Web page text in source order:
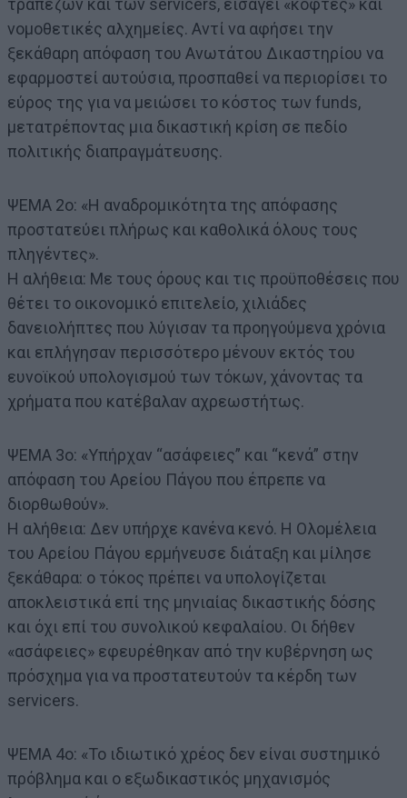
τραπεζών και των servicers, εισάγει «κόφτες» και
νομοθετικές αλχημείες. Αντί να αφήσει την
ξεκάθαρη απόφαση του Ανωτάτου Δικαστηρίου να
εφαρμοστεί αυτούσια, προσπαθεί να περιορίσει το
εύρος της για να μειώσει το κόστος των funds,
μετατρέποντας μια δικαστική κρίση σε πεδίο
πολιτικής διαπραγμάτευσης.
ΨΕΜΑ 2ο: «Η αναδρομικότητα της απόφασης
προστατεύει πλήρως και καθολικά όλους τους
πληγέντες».
Η αλήθεια: Με τους όρους και τις προϋποθέσεις που
θέτει το οικονομικό επιτελείο, χιλιάδες
δανειολήπτες που λύγισαν τα προηγούμενα χρόνια
και επλήγησαν περισσότερο μένουν εκτός του
ευνοϊκού υπολογισμού των τόκων, χάνοντας τα
χρήματα που κατέβαλαν αχρεωστήτως.
ΨΕΜΑ 3ο: «Υπήρχαν “ασάφειες” και “κενά” στην
απόφαση του Αρείου Πάγου που έπρεπε να
διορθωθούν».
Η αλήθεια: Δεν υπήρχε κανένα κενό. Η Ολομέλεια
του Αρείου Πάγου ερμήνευσε διάταξη και μίλησε
ξεκάθαρα: ο τόκος πρέπει να υπολογίζεται
αποκλειστικά επί της μηνιαίας δικαστικής δόσης
και όχι επί του συνολικού κεφαλαίου. Οι δήθεν
«ασάφειες» εφευρέθηκαν από την κυβέρνηση ως
πρόσχημα για να προστατευτούν τα κέρδη των
servicers.
ΨΕΜΑ 4ο: «Το ιδιωτικό χρέος δεν είναι συστημικό
πρόβλημα και ο εξωδικαστικός μηχανισμός